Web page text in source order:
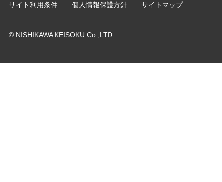
© NISHIKAWA KEISOKU Co.,LTD.
サイト利用条件 個人情報保護方針 サイトマップ